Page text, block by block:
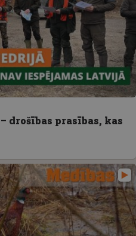
drošības prasības, kas